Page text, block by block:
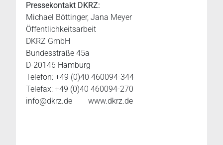
Pressekontakt DKRZ:
Michael Böttinger, Jana Meyer
Öffentlichkeitsarbeit
DKRZ GmbH
Bundesstraße 45a
D-20146 Hamburg
Telefon: +49 (0)40 460094-344
Telefax: +49 (0)40 460094-270
info@dkrz.de www.dkrz.de